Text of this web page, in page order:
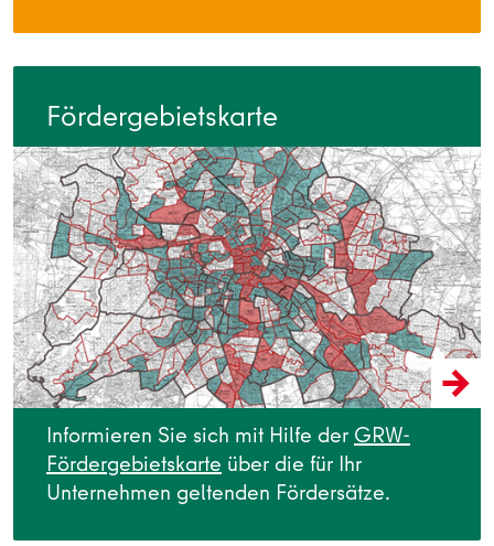
Fördergebietskarte
Informieren Sie sich mit Hilfe der GRW-
Fördergebietskarte über die für Ihr
Unternehmen geltenden Fördersätze.